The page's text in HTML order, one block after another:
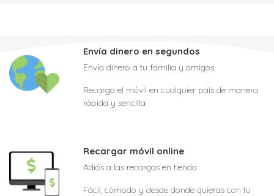
Envía dinero en segundos
Envía dinero a tu familia y amigos
Recarga el móvil en cualquier país de manera
rápida y sencilla
Recargar móvil online
Adiós a las recargas en tienda
Fácil, cómodo y desde donde quieras con tu